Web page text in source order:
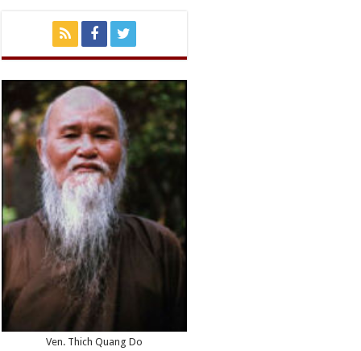
Ven. Thich Quang Do